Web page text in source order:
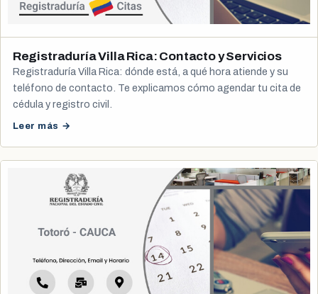
Registraduría Villa Rica: Contacto y Servicios
Registraduría Villa Rica: dónde está, a qué hora atiende y su
teléfono de contacto. Te explicamos cómo agendar tu cita de
cédula y registro civil.
Leer más →